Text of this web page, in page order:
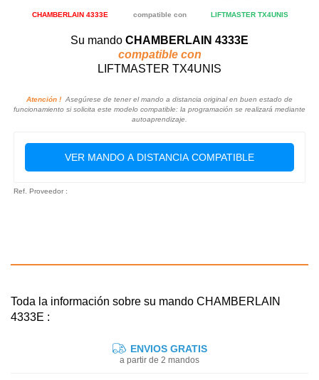
CHAMBERLAIN 4333E compatible con LIFTMASTER TX4UNIS
Su mando CHAMBERLAIN 4333E
compatible con
LIFTMASTER TX4UNIS
Atención ! Asegúrese de tener el mando a distancia original en buen estado de
funcionamiento si solicita este modelo compatible: la programación se realizará mediante
autoaprendizaje.
VER MANDO A DISTANCIA COMPATIBLE
Ref. Proveedor :
Toda la información sobre su mando CHAMBERLAIN
4333E :
ENVIOS GRATIS
a partir de 2 mandos